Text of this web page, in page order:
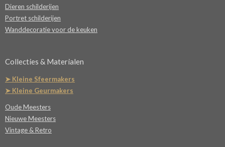
Dieren schilderijen
Portret schilderijen
Wanddecoratie voor de keuken
Collecties & Materialen
➤ Kleine Sfeermakers
➤ Kleine Geurmakers
Oude Meesters
Nieuwe Meesters
Vintage & Retro